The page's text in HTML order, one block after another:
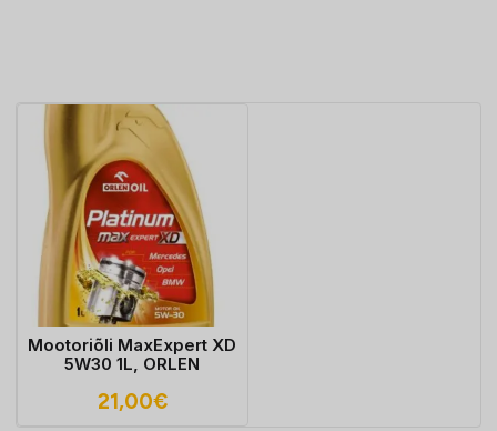
Mootoriõli MaxExpert XD
5W30 1L, ORLEN
21,00€